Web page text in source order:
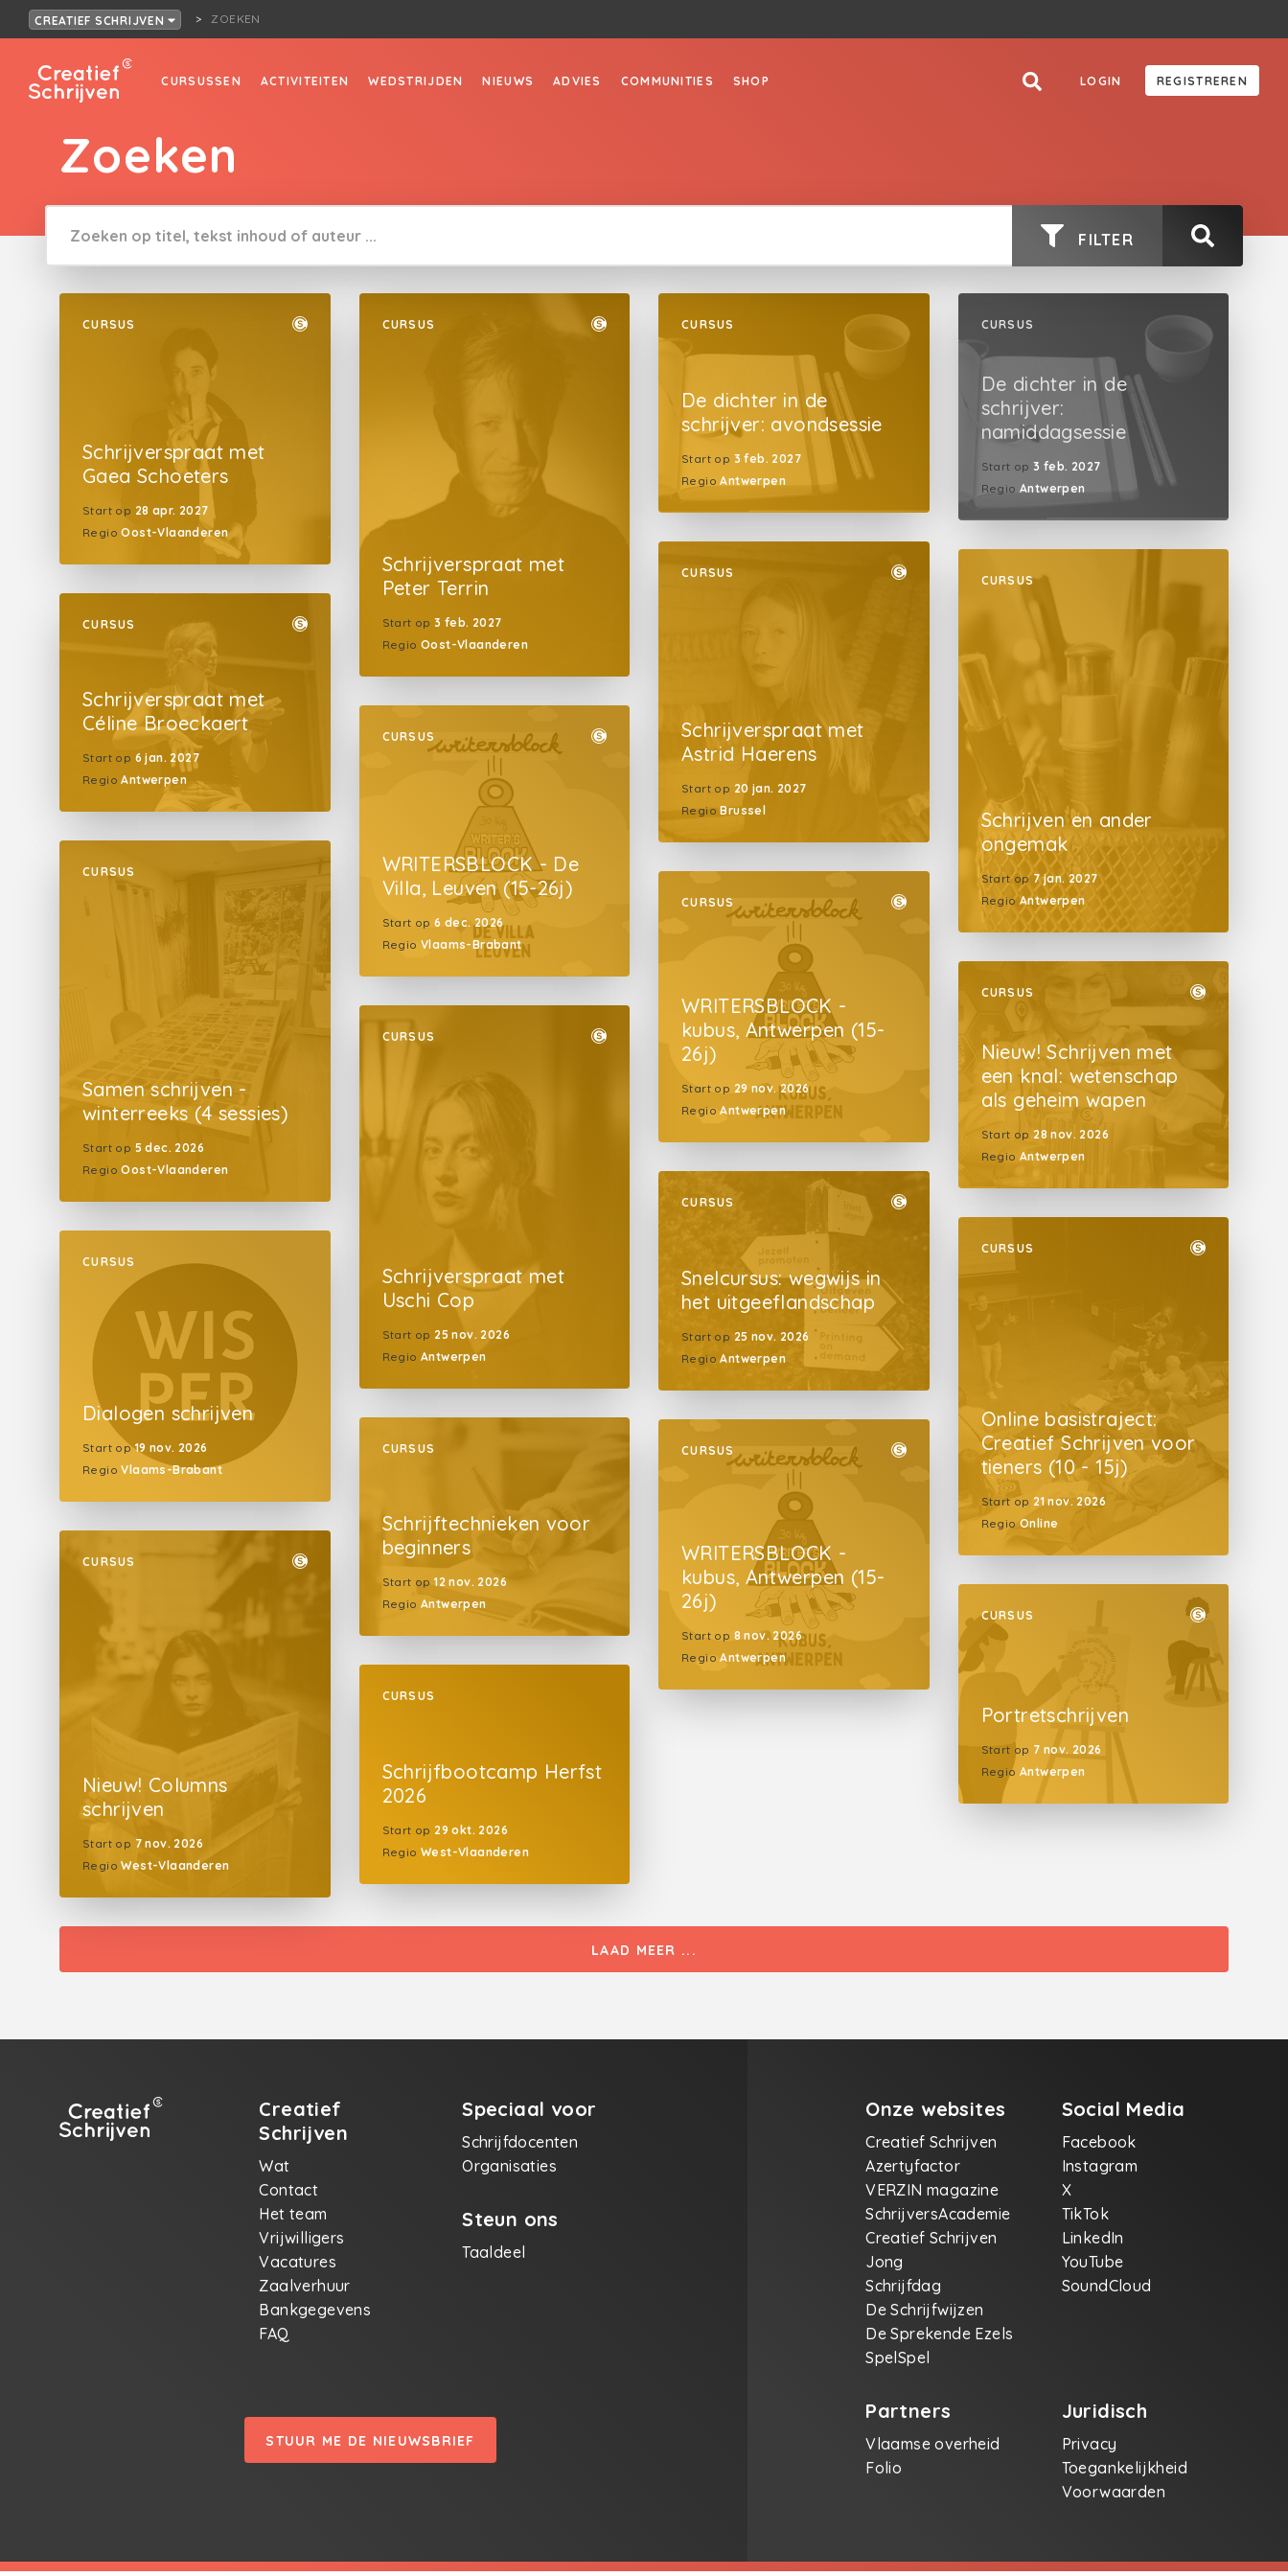
CREATIEF SCHRIJVEN ZOEKEN
CURSUSSEN ACTIVITEITEN WEDSTRIJDEN NIEUWS ADVIES COMMUNITIES SHOP LOGIN REGISTREREN
Zoeken
FILTER
CURSUS
Schrijverspraat met
Gaea Schoeters
Start op 28 apr. 2027
Regio Oost-Vlaanderen
CURSUS
Schrijverspraat met
Peter Terrin
Start op 3 feb. 2027
Regio Oost-Vlaanderen
CURSUS
De dichter in de
schrijver: avondsessie
Start op 3 feb. 2027
Regio Antwerpen
CURSUS
De dichter in de
schrijver:
namiddagsessie
Start op 3 feb. 2027
Regio Antwerpen
CURSUS
Schrijverspraat met
Astrid Haerens
Start op 20 jan. 2027
Regio Brussel
CURSUS
Schrijven en ander
ongemak
Start op 7 jan. 2027
Regio Antwerpen
CURSUS
Schrijverspraat met
Céline Broeckaert
Start op 6 jan. 2027
Regio Antwerpen
CURSUS
WRITERSBLOCK - De
Villa, Leuven (15-26j)
Start op 6 dec. 2026
Regio Vlaams-Brabant
CURSUS
Samen schrijven -
winterreeks (4 sessies)
Start op 5 dec. 2026
Regio Oost-Vlaanderen
CURSUS
WRITERSBLOCK -
kubus, Antwerpen (15-
26j)
Start op 29 nov. 2026
Regio Antwerpen
CURSUS
Nieuw! Schrijven met
een knal: wetenschap
als geheim wapen
Start op 28 nov. 2026
Regio Antwerpen
CURSUS
Schrijverspraat met
Uschi Cop
Start op 25 nov. 2026
Regio Antwerpen
CURSUS
Snelcursus: wegwijs in
het uitgeeflandschap
Start op 25 nov. 2026
Regio Antwerpen
CURSUS
Online basistraject:
Creatief Schrijven voor
tieners (10 - 15j)
Start op 21 nov. 2026
Regio Online
CURSUS
Dialogen schrijven
Start op 19 nov. 2026
Regio Vlaams-Brabant
CURSUS
Schrijftechnieken voor
beginners
Start op 12 nov. 2026
Regio Antwerpen
CURSUS
WRITERSBLOCK -
kubus, Antwerpen (15-
26j)
Start op 8 nov. 2026
Regio Antwerpen
CURSUS
Nieuw! Columns
schrijven
Start op 7 nov. 2026
Regio West-Vlaanderen
CURSUS
Portretschrijven
Start op 7 nov. 2026
Regio Antwerpen
CURSUS
Schrijfbootcamp Herfst
2026
Start op 29 okt. 2026
Regio West-Vlaanderen
LAAD MEER ...
Creatief
Schrijven
Wat
Contact
Het team
Vrijwilligers
Vacatures
Zaalverhuur
Bankgegevens
FAQ
Speciaal voor
Schrijfdocenten
Organisaties
Steun ons
Taaldeel
STUUR ME DE NIEUWSBRIEF
Onze websites
Creatief Schrijven
Azertyfactor
VERZIN magazine
SchrijversAcademie
Creatief Schrijven
Jong
Schrijfdag
De Schrijfwijzen
De Sprekende Ezels
SpelSpel
Social Media
Facebook
Instagram
X
TikTok
LinkedIn
YouTube
SoundCloud
Partners
Vlaamse overheid
Folio
Juridisch
Privacy
Toegankelijkheid
Voorwaarden